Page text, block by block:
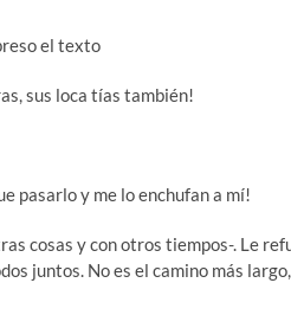
el texto
sus loca tías también!
pasarlo y me lo enchufan a mí!
cosas y con otros tiempos-. Le
juntos. No es el camino más